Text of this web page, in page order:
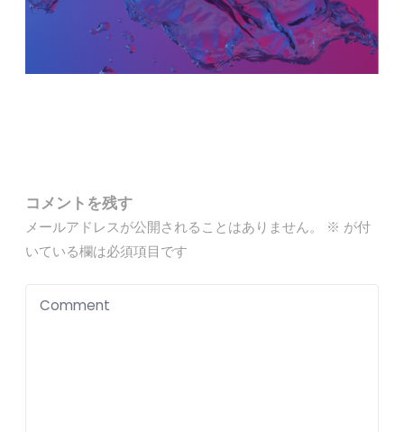
コメントを残す
メールアドレスが公開されることはありません。 ※ が付
いている欄は必須項目です